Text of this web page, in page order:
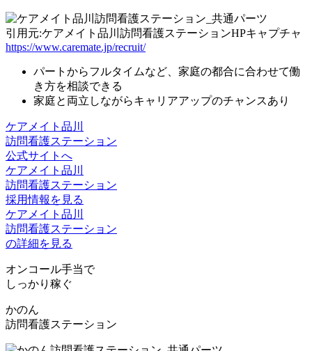
引用元:ケアメイト品川訪問看護ステーションHPキャプチャ
https://www.caremate.jp/recruit/
パートからフルタイムなど、家庭の都合に合わせて働
き方を相談できる
家庭と両立しながらキャリアアップのチャンスあり
ケアメイト品川
訪問看護ステーション
公式サイトへ
ケアメイト品川
訪問看護ステーション
採用情報を見る
ケアメイト品川
訪問看護ステーション
の詳細を見る
オンコール手当で
しっかり稼ぐ
かのん
訪問看護ステーション